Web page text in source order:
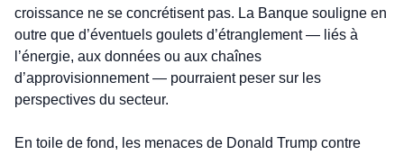
croissance ne se concrétisent pas. La Banque souligne en
outre que d’éventuels goulets d’étranglement — liés à
l’énergie, aux données ou aux chaînes
d’approvisionnement — pourraient peser sur les
perspectives du secteur.
En toile de fond, les menaces de Donald Trump contre